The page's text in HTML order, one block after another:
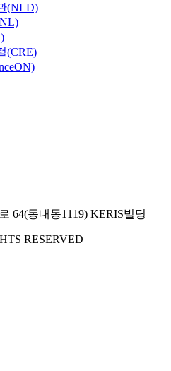
(NLD)
(CRE)
64(동내동1119) KERIS빌딩
RESERVED